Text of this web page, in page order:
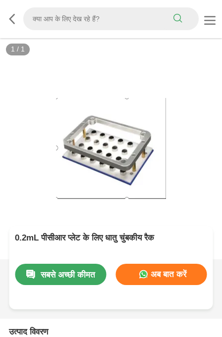
1 / 1
0.2mL पीसीआर प्लेट के लिए धातु चुंबकीय रैक
सबसे अच्छी कीमत अब बात करें
उत्पाद विवरण